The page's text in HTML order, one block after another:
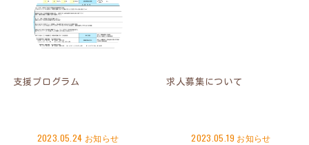
支援プログラム 求人募集について
2023.05.24 お知らせ 2023.05.19 お知らせ